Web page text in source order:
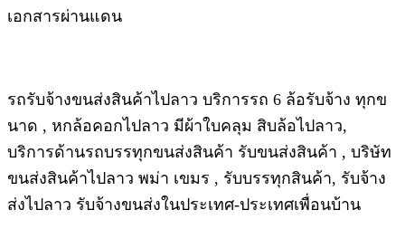
เอกสารผ่านแดน
รถรับจ้างขนส่งสินค้าไปลาว บริการรถ 6 ล้อรับจ้าง ทุกข
นาด , หกล้อคอกไปลาว มีผ้าใบคลุม สิบล้อไปลาว,
บริการด้านรถบรรทุกขนส่งสินค้า รับขนส่งสินค้า , บริษัท
ขนส่งสินค้าไปลาว พม่า เขมร , รับบรรทุกสินค้า, รับจ้าง
ส่งไปลาว รับจ้างขนส่งในประเทศ-ประเทศเพื่อนบ้าน